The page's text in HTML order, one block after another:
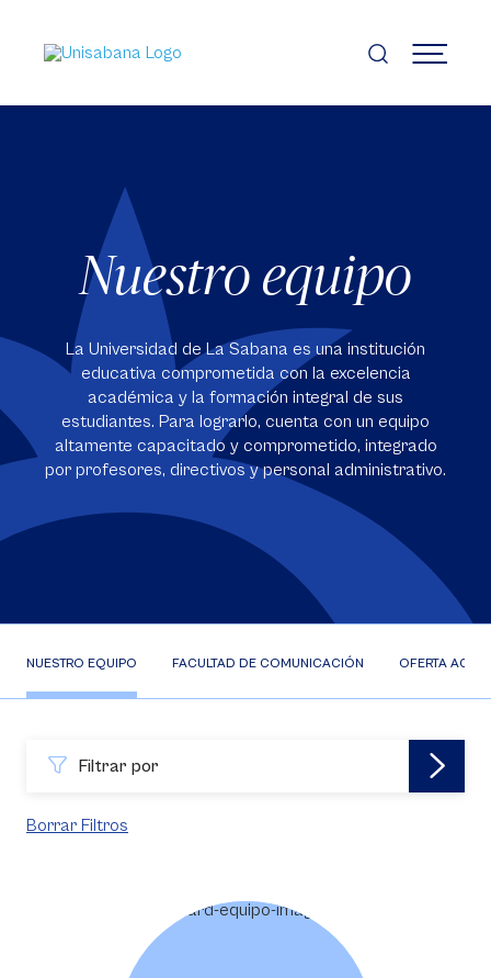
contenido
principal
MENÚ
Nuestro equipo
La Universidad de La Sabana es una institución
educativa comprometida con la excelencia
académica y la formación integral de sus
estudiantes. Para lograrlo, cuenta con un equipo
altamente capacitado y comprometido, integrado
por profesores, directivos y personal administrativo.
NUESTRO EQUIPO FACULTAD DE COMUNICACIÓN OFERTA
Filtrar por
Borrar Filtros